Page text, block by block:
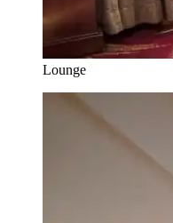
Lounge